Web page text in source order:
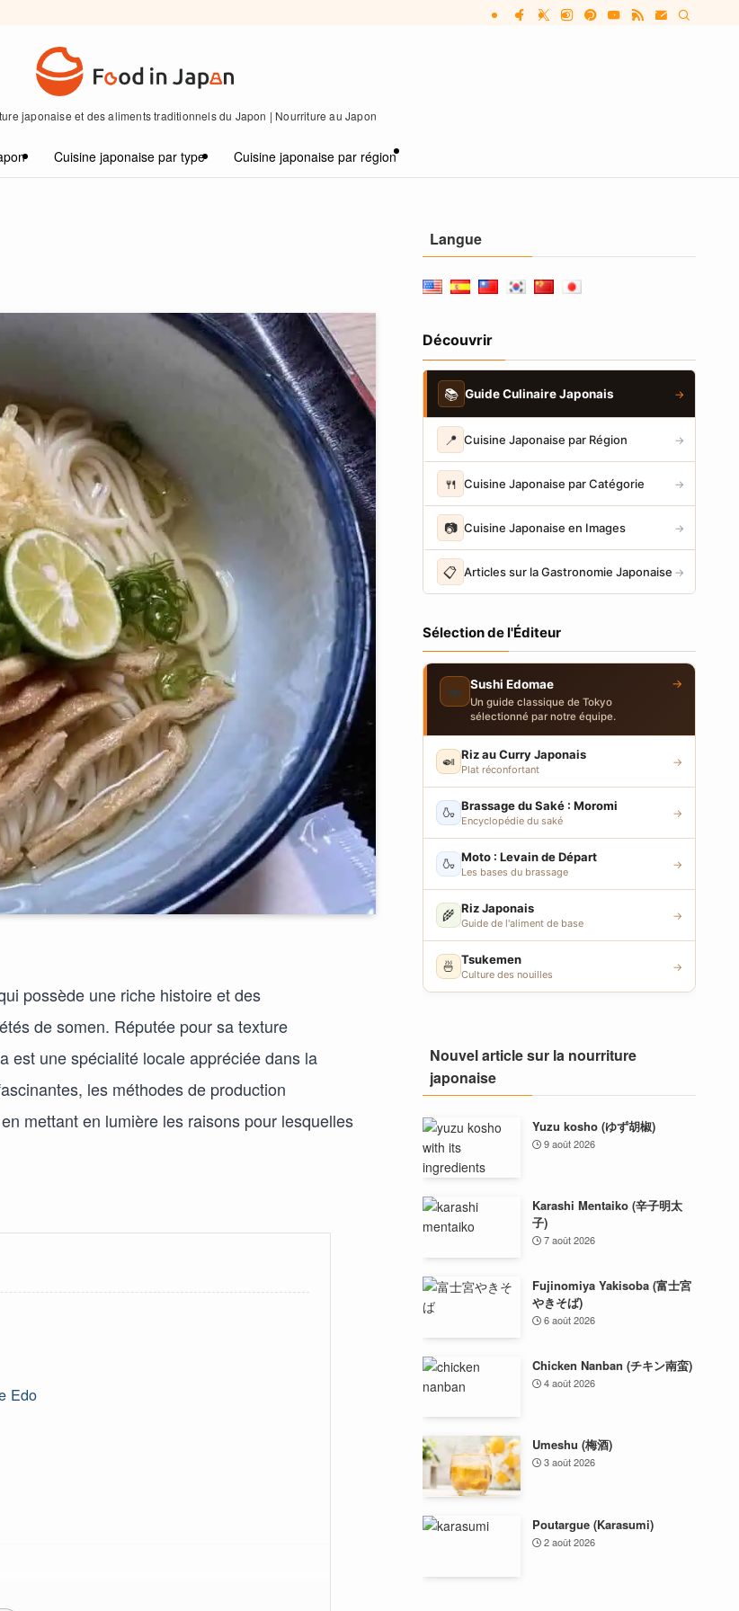
japonaise et des aliments traditionnels du Japon | Nourriture au Japon
Cuisine japonaise par type Cuisine japonaise par région
possède une riche histoire et des
de somen. Réputée pour sa texture
est une spécialité locale appréciée dans la
les méthodes de production
mettant en lumière les raisons pour lesquelles
Edo
Langue
Découvrir
📚 Guide Culinaire Japonais →
📍 Cuisine Japonaise par Région →
🍴 Cuisine Japonaise par Catégorie →
📷 Cuisine Japonaise en Images →
📋 Articles sur la Gastronomie Japonaise →
Sélection de l'Éditeur
🍣 Sushi Edomae
Un guide classique de Tokyo
sélectionné par notre équipe.
→
🍛 Riz au Curry Japonais
Plat réconfortant
→
🍶 Brassage du Saké : Moromi
Encyclopédie du saké
→
🍶 Moto : Levain de Départ
Les bases du brassage
→
🌾 Riz Japonais
Guide de l'aliment de base
→
🍜 Tsukemen
Culture des nouilles
→
Nouvel article sur la nourriture
japonaise
Yuzu kosho (ゆず胡椒)
9 août 2026
Karashi Mentaiko (辛子明太
子)
7 août 2026
Fujinomiya Yakisoba (富士宮
やきそば)
6 août 2026
Chicken Nanban (チキン南蛮)
4 août 2026
Umeshu (梅酒)
3 août 2026
Poutargue (Karasumi)
2 août 2026